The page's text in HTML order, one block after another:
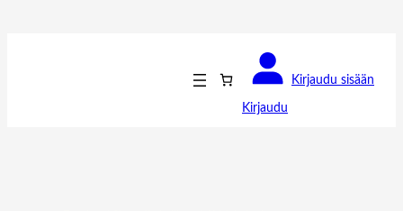
Kirjaudu
Kirjaudu sisään